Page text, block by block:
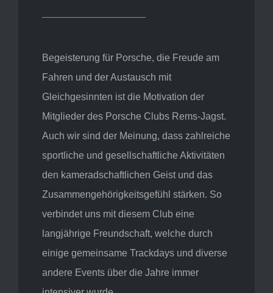
Begeisterung für Porsche, die Freude am
Fahren und der Austausch mit
Gleichgesinnten ist die Motivation der
Mitglieder des Porsche Clubs Rems-Jagst.
Auch wir sind der Meinung, dass zahlreiche
sportliche und gesellschaftliche Aktivitäten
den kameradschaftlichen Geist und das
Zusammengehörigkeitsgefühl stärken. So
verbindet uns mit diesem Club eine
langjährige Freundschaft, welche durch
einige gemeinsame Trackdays und diverse
andere Events über die Jahre immer